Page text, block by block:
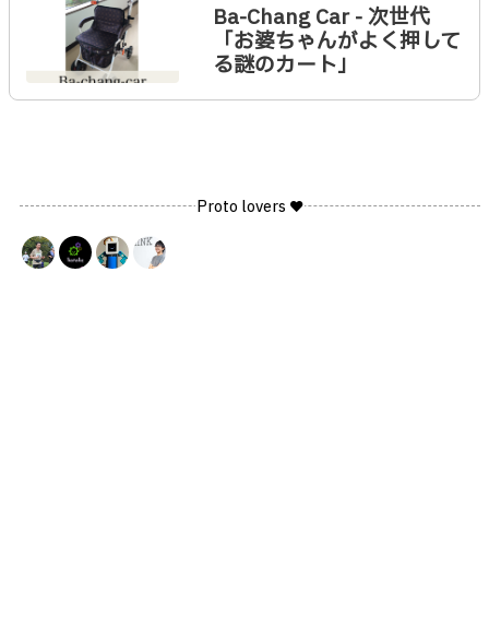
Ba-Chang Car - 次世代
「お婆ちゃんがよく押して
る謎のカート」
Proto lovers ♥